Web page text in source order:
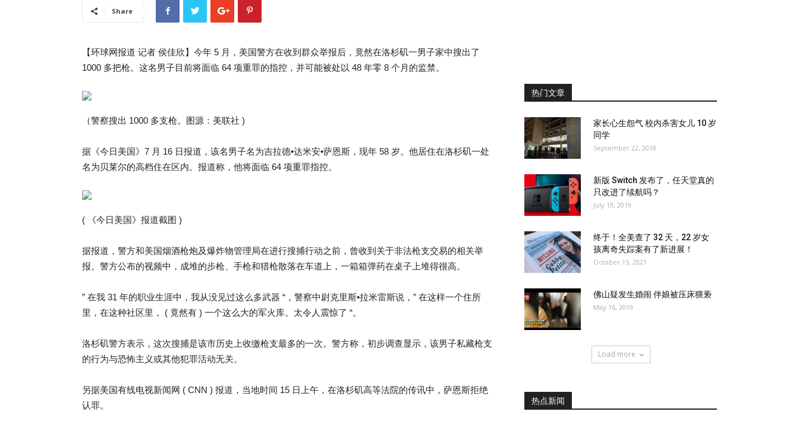
Share
【环球网报道 记者 侯佳欣】今年 5 月，美国警方在收到群众举报后，竟然在洛杉矶一男子家中搜出了
1000 多把枪。这名男子目前将面临 64 项重罪的指控，并可能被处以 48 年零 8 个月的监禁。
（警察搜出 1000 多支枪。图源：美联社 )
据《今日美国》7 月 16 日报道，该名男子名为吉拉德•达米安•萨恩斯，现年 58 岁。他居住在洛杉矶一处
名为贝莱尔的高档住在区内。报道称，他将面临 64 项重罪指控。
( 《今日美国》报道截图 )
据报道，警方和美国烟酒枪炮及爆炸物管理局在进行搜捕行动之前，曾收到关于非法枪支交易的相关举
报。警方公布的视频中，成堆的步枪、手枪和猎枪散落在车道上，一箱箱弹药在桌子上堆得很高。
” 在我 31 年的职业生涯中，我从没见过这么多武器 “，警察中尉克里斯•拉米雷斯说，” 在这样一个住所
里，在这种社区里， ( 竟然有 ) 一个这么大的军火库。太令人震惊了 “。
洛杉矶警方表示，这次搜捕是该市历史上收缴枪支最多的一次。警方称，初步调查显示，该男子私藏枪支
的行为与恐怖主义或其他犯罪活动无关。
另据美国有线电视新闻网 ( CNN ) 报道，当地时间 15 日上午，在洛杉矶高等法院的传讯中，萨恩斯拒绝
认罪。
热门文章
家长心生怨气 校内杀害女儿 10 岁
同学
September 22, 2018
新版 Switch 发布了，任天堂真的
只改进了续航吗？
July 19, 2019
终于！全美查了 32 天，22 岁女
孩离奇失踪案有了新进展！
October 13, 2021
佛山疑发生婚闹 伴娘被压床猥亵
May 16, 2019
Load more
热点新闻